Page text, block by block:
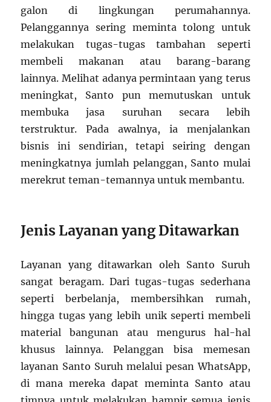
galon di lingkungan perumahannya.
Pelanggannya sering meminta tolong untuk
melakukan tugas-tugas tambahan seperti
membeli makanan atau barang-barang
lainnya. Melihat adanya permintaan yang terus
meningkat, Santo pun memutuskan untuk
membuka jasa suruhan secara lebih
terstruktur. Pada awalnya, ia menjalankan
bisnis ini sendirian, tetapi seiring dengan
meningkatnya jumlah pelanggan, Santo mulai
merekrut teman-temannya untuk membantu.
Jenis Layanan yang Ditawarkan
Layanan yang ditawarkan oleh Santo Suruh
sangat beragam. Dari tugas-tugas sederhana
seperti berbelanja, membersihkan rumah,
hingga tugas yang lebih unik seperti membeli
material bangunan atau mengurus hal-hal
khusus lainnya. Pelanggan bisa memesan
layanan Santo Suruh melalui pesan WhatsApp,
di mana mereka dapat meminta Santo atau